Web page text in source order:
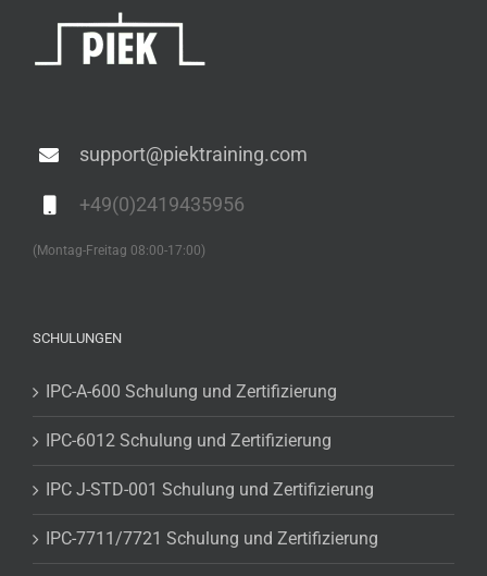
support@piektraining.com
+49(0)2419435956
(Montag-Freitag 08:00-17:00)
SCHULUNGEN
IPC-A-600 Schulung und Zertifizierung
IPC-6012 Schulung und Zertifizierung
IPC J-STD-001 Schulung und Zertifizierung
IPC-7711/7721 Schulung und Zertifizierung